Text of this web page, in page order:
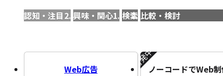
認知・注目
興味・関心
検索 比較・検討
Web広告 ノーコードでWeb
開発中!!